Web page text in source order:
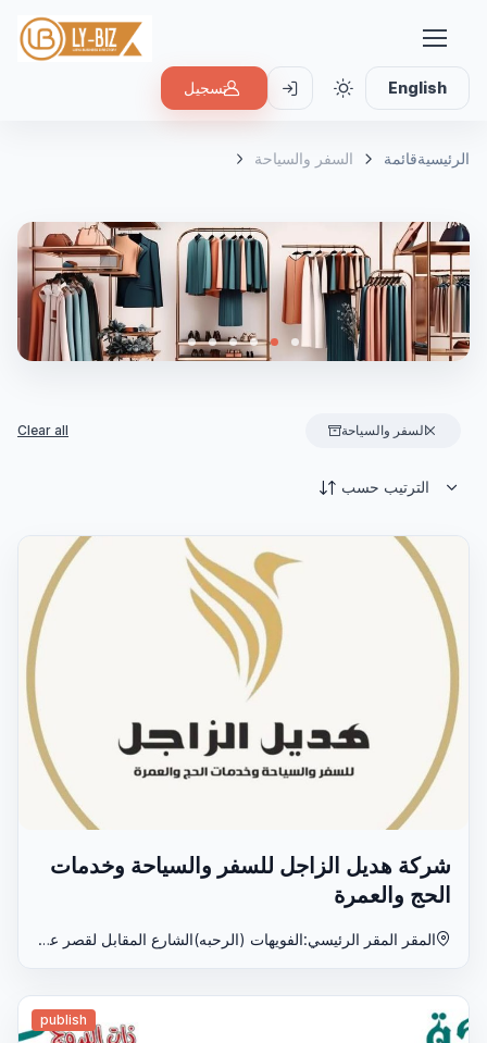
English تسجيل
الرئيسيةقائمة السفر والسياحة
السفر والسياحة Clear all
الترتيب حسب
شركة هديل الزاجل للسفر والسياحة وخدمات
الحج والعمرة
المقر المقر الرئيسي:الفويهات (الرحبه)الشارع المقابل لقصر عبدو إسماعيل بجواى للمطبخ العربي٫ الفرع التاني شارع الخليج بجوار كوبري الخليج
publish